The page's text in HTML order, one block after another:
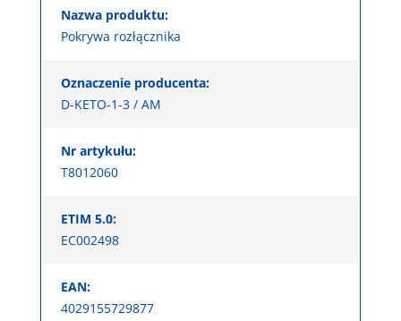
Nazwa produktu:
Pokrywa rozłącznika
Oznaczenie producenta:
D-KETO-1-3 / AM
Nr artykułu:
T8012060
ETIM 5.0:
EC002498
EAN:
4029155729877